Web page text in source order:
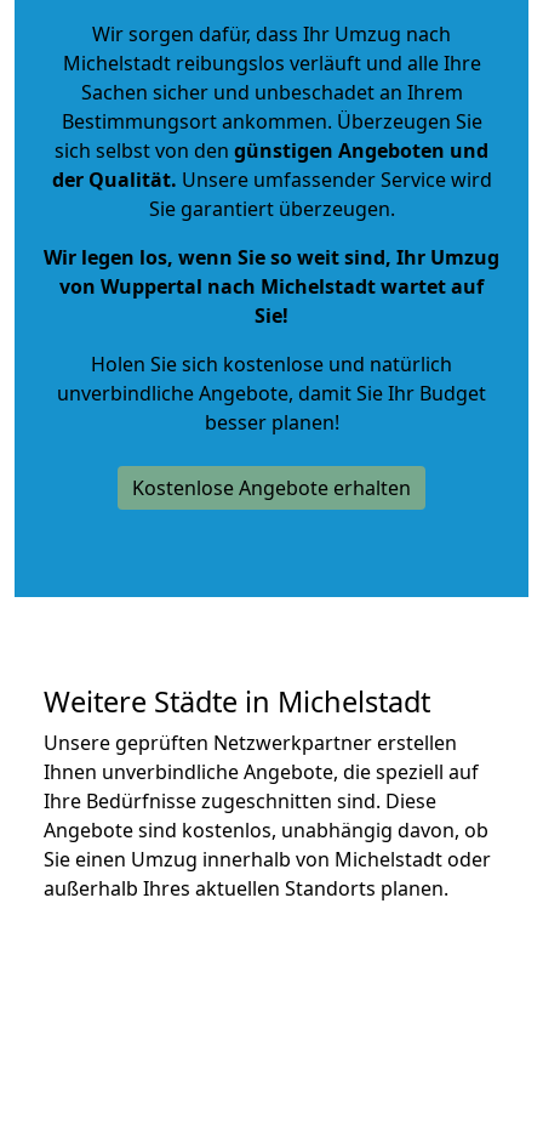
Wir sorgen dafür, dass Ihr Umzug nach
Michelstadt reibungslos verläuft und alle Ihre
Sachen sicher und unbeschadet an Ihrem
Bestimmungsort ankommen. Überzeugen Sie
sich selbst von den günstigen Angeboten und
der Qualität. Unsere umfassender Service wird
Sie garantiert überzeugen.
Wir legen los, wenn Sie so weit sind, Ihr Umzug
von Wuppertal nach Michelstadt wartet auf
Sie!
Holen Sie sich kostenlose und natürlich
unverbindliche Angebote, damit Sie Ihr Budget
besser planen!
Kostenlose Angebote erhalten
Weitere Städte in Michelstadt
Unsere geprüften Netzwerkpartner erstellen
Ihnen unverbindliche Angebote, die speziell auf
Ihre Bedürfnisse zugeschnitten sind. Diese
Angebote sind kostenlos, unabhängig davon, ob
Sie einen Umzug innerhalb von Michelstadt oder
außerhalb Ihres aktuellen Standorts planen.